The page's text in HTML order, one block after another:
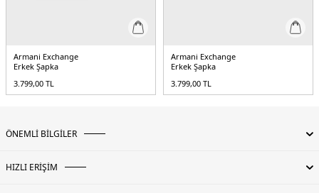
Armani Exchange
Erkek Şapka
3.799,00 TL
Armani Exchange
Erkek Şapka
3.799,00 TL
ÖNEMLİ BİLGİLER
HIZLI ERİŞİM